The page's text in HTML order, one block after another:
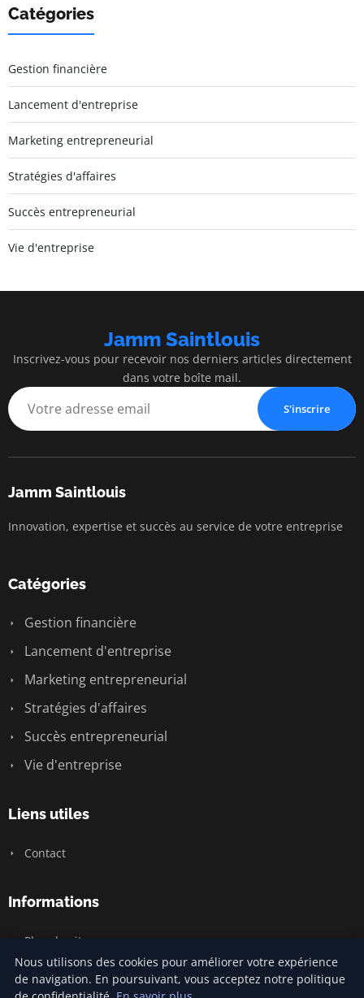
Catégories
Gestion financière
Lancement d'entreprise
Marketing entrepreneurial
Stratégies d'affaires
Succès entrepreneurial
Vie d'entreprise
Jamm Saintlouis
Inscrivez-vous pour recevoir nos derniers articles directement
dans votre boîte mail.
S'inscrire
Jamm Saintlouis
Innovation, expertise et succès au service de votre entreprise
Catégories
Gestion financière
Lancement d'entreprise
Marketing entrepreneurial
Stratégies d'affaires
Succès entrepreneurial
Vie d'entreprise
Liens utiles
Contact
Informations
Plan du site
Nous utilisons des cookies pour améliorer votre expérience
de navigation. En poursuivant, vous acceptez notre politique